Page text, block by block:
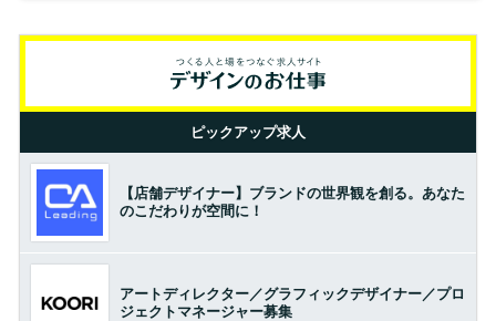
ピックアップ求人
【店舗デザイナー】ブランドの世界観を創る。あなた
のこだわりが空間に！
アートディレクター／グラフィックデザイナー／プロ
ジェクトマネージャー募集